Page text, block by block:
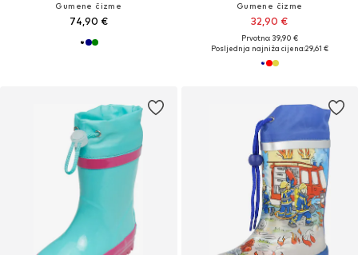
Gumene čizme
74,90 €
Gumene čizme
32,90 €
Prvotno: 39,90 €
Posljednja najniža cijena:29,61 €